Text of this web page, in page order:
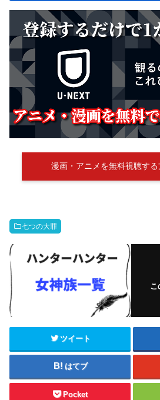
漫画・アニメを無料視聴す
七つの大罪
こ
ツイート
はてブ
Pocket